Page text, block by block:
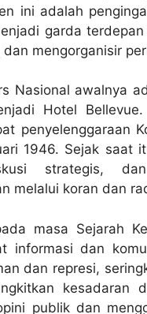
ini adalah
garda
dan mengorganisir
Nasional awalnya
Hotel
penyelenggaraan
1946. Sejak saat
strategis,
melalui koran dan
masa Sejarah
informasi dan
dan represi,
kesadaran
publik dan